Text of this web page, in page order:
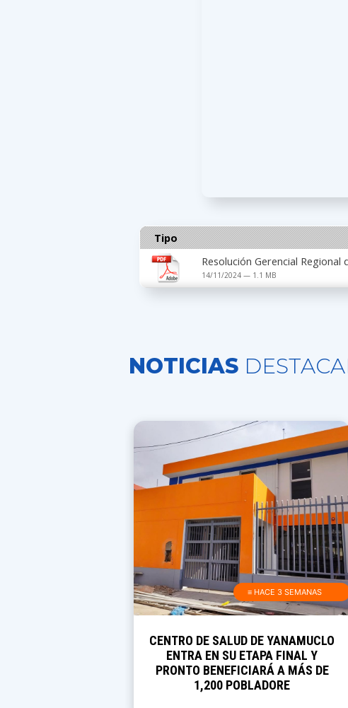
Tipo
Resolución Gerencial Regional
14/11/2024 — 1.1 MB
NOTICIAS
≡ HACE 3 SEMANAS
CENTRO DE SALUD DE YANAMUCLO
ENTRA EN SU ETAPA FINAL Y
PRONTO BENEFICIARÁ A MÁS DE
1,200 POBLADORE